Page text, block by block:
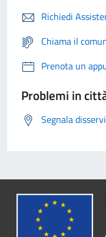
Richiedi
Chiama il
Prenota un
Problemi in
Segnala